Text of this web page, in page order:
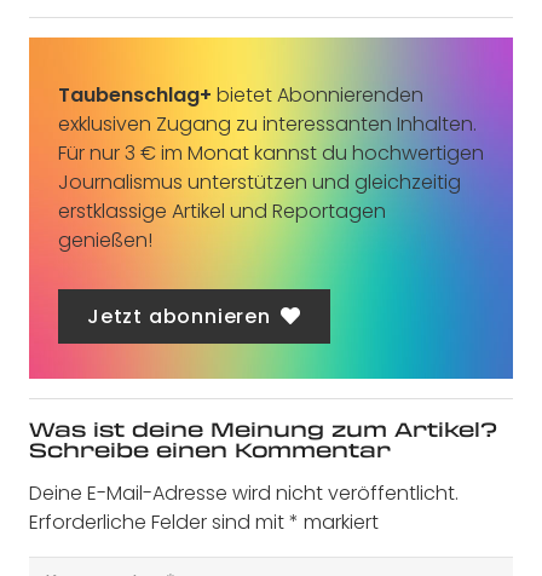
Taubenschlag+ bietet Abonnierenden
exklusiven Zugang zu interessanten Inhalten.
Für nur 3 € im Monat kannst du hochwertigen
Journalismus unterstützen und gleichzeitig
erstklassige Artikel und Reportagen
genießen!
Jetzt abonnieren
Was ist deine Meinung zum Artikel?
Schreibe einen Kommentar
Deine E-Mail-Adresse wird nicht veröffentlicht.
Erforderliche Felder sind mit* markiert